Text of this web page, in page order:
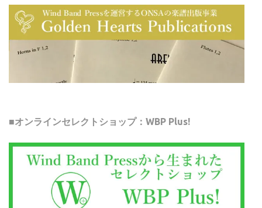
■オンラインセレクトショップ：WBP Plus!